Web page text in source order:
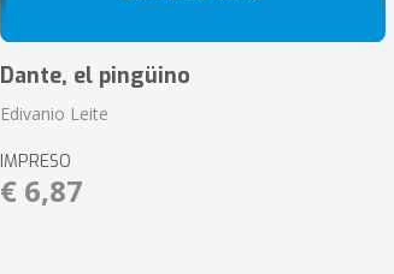
Dante, el pingüino
Edivanio Leite
IMPRESO
€ 6,87